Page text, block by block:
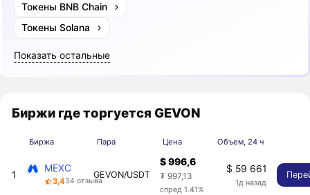
Токены BNB Chain
Токены Solana
Показать остальные
Биржи где торгуется GEVON
Биржа Пара Цена Объем, 24 ч
1
MEXC
3,434 отзыва
GEVON/USDT
$ 996,6
₮ 997,13
спред 1.41%
$ 59 661
1д назад